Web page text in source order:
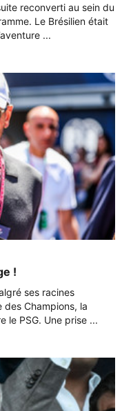
reconverti au sein du
Le Brésilien était
...
!
ses racines
des Champions, la
le PSG. Une prise ...